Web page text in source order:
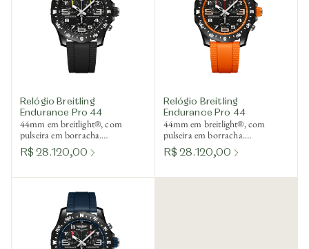
Relógio Breitling
Endurance Pro 44
44mm em breitlight®, com
pulseira em borracha.
SuperQuartz™
termocompensado. Ref.
R$ 28.120,00
Relógio Breitling
Endurance Pro 44
44mm em breitlight®, com
pulseira em borracha.
SuperQuartz™
termocompensado. Ref.
R$ 28.120,00